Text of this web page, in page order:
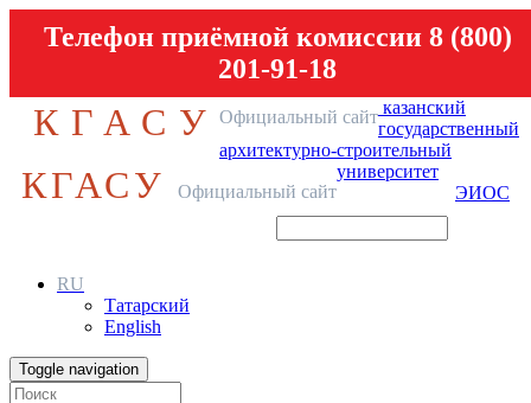
Телефон приёмной комиссии 8 (800)
201-91-18
КГАСУ Официальный сайт казанский
государственный
архитектурно-строительный
университет
КГАСУ Официальный сайт ЭИОС
RU
Татарский
English
Toggle navigation